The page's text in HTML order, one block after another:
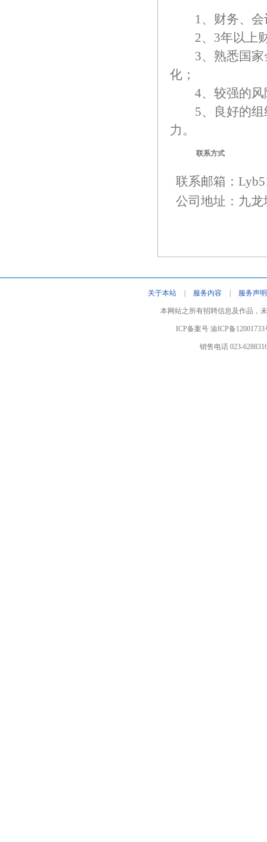
1、财务、会
2、3年以上财
3、熟悉国家
化；
4、较强的风
5、良好的组
力。
联系方式
联系邮箱：
公司地址：九
关于本站 服务内容 服务声明
本网站之所有招聘信息及作品，
ICP备案号 渝ICP备12001733
销售电话 023-